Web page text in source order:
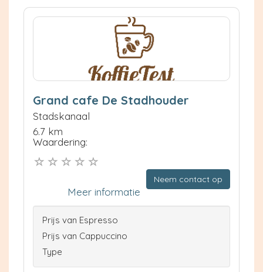
Grand cafe De Stadhouder
Stadskanaal
6.7 km
Waardering:
Neem contact op
Meer informatie
Prijs van Espresso
Prijs van Cappuccino
Type